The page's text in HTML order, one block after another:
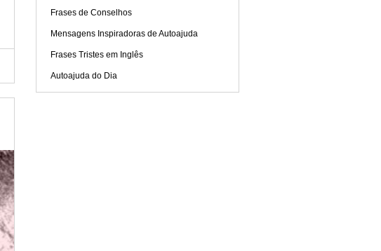
Frases de Conselhos
Mensagens Inspiradoras de Autoajuda
Frases Tristes em Inglês
Autoajuda do Dia